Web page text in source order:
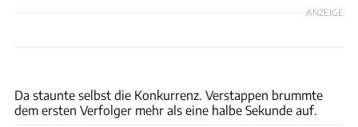
ANZEIGE
Da staunte selbst die Konkurrenz. Verstappen brummte
dem ersten Verfolger mehr als eine halbe Sekunde auf.